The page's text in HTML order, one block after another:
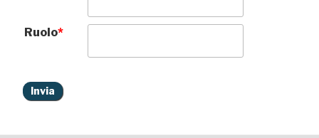
Ruolo*